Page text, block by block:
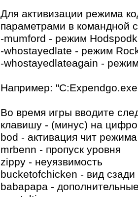
Для активизации режима
параметрами в командной
-mumford - режим
-whostayedlate - режим
-whostayedlateagain -
Например:
Во время игры вводите
клавишу - (минус) на
bod - активация чит режима
mrbenn - пропуск уровня
zippy - неуязвимость
bucketofchicken - вид сзади
babapapa -